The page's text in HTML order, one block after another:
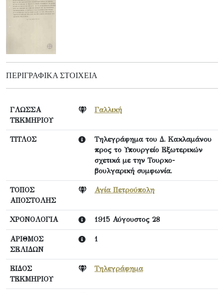
ΠΕΡΙΓΡΑΦΙΚΆ ΣΤΟΙΧΕΊΑ
ΓΛΩΣΣΑ
ΤΕΚΜΗΡΙΟΥ
Γαλλική
ΤΙΤΛΟΣ
Τηλεγράφημα του Δ. Κακλαμάνου
προς το Υπουργείο Εξωτερικών
σχετικά με την Τουρκο-
βουλγαρική συμφωνία.
ΤΟΠΟΣ
ΑΠΟΣΤΟΛΗΣ
Αγία Πετρούπολη
ΧΡΟΝΟΛΟΓΙΑ 1915 Αύγουστος 28
ΑΡΙΘΜΟΣ
ΣΕΛΙΔΩΝ
1
ΕΙΔΟΣ
ΤΕΚΜΗΡΙΟΥ
Τηλεγράφημα